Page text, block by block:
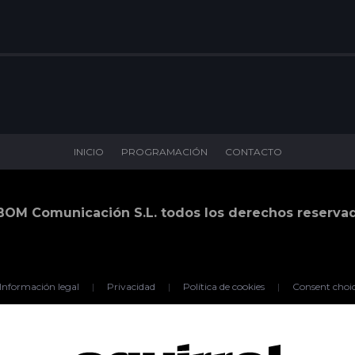
INICIO PROGRAMACIÓN CONTACTO
Comunicación S.L. todos los derechos
Información legal | Privacidad | Política de cookies | Consent